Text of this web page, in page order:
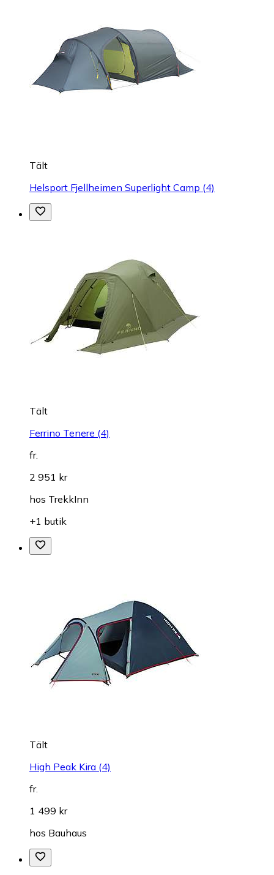
Tält
Helsport Fjellheimen Superlight Camp (4)
Tält
Ferrino Tenere (4)
fr.
2 951 kr
hos TrekkInn
+1 butik
Tält
High Peak Kira (4)
fr.
1 499 kr
hos Bauhaus